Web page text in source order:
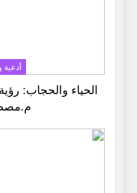
أدعية
الحياء والحجاب: